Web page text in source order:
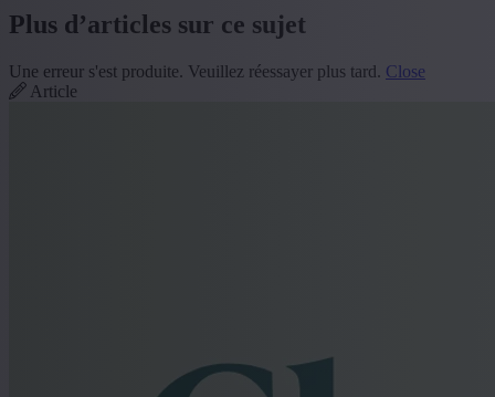
Plus d’articles sur ce sujet
Une erreur s'est produite. Veuillez réessayer plus tard. Close
Article